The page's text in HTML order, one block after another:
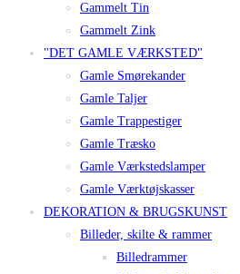
Gammelt Tin
Gammelt Zink
"DET GAMLE VÆRKSTED"
Gamle Smørekander
Gamle Taljer
Gamle Trappestiger
Gamle Træsko
Gamle Værkstedslamper
Gamle Værktøjskasser
DEKORATION & BRUGSKUNST
Billeder, skilte & rammer
Billedrammer